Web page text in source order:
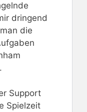
dringend
die
Support
Spielzeit